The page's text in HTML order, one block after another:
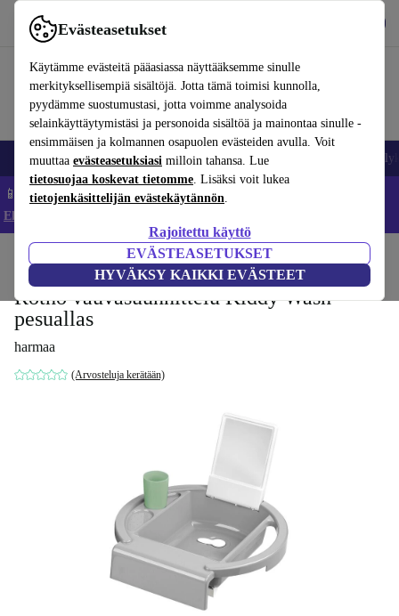
Evästeasetukset
Käytämme evästeitä pääasiassa näyttääksemme sinulle
merkityksellisempiä sisältöjä. Jotta tämä toimisi kunnolla,
pyydämme suostumustasi, jotta voimme analysoida
selainkäyttäytymistäsi ja personoida sisältöä ja mainontaa sinulle -
ensimmäisen ja kolmannen osapuolen evästeiden avulla. Voit
muuttaa evästeasetuksiasi milloin tahansa. Lue
tietosuojaa koskevat tietomme. Lisäksi voit lukea
tietojenkäsittelijän evästekäytännön.
Rajoitettu käyttö
EVÄSTEASETUKSET
HYVÄKSY KAIKKI EVÄSTEET
Käytä refurbed-palvelua nopeasti ja helposti
Matkapuhelimet ja älypuhelimet Kannettavat tietokoneet
📱 Säästä 5 % LISÄÄ iPhoneista – Koodi: IPHONEDEAL –
Ehdot ja säännöt
Potat ja pesut
Rotho vauvasuunnittelu Kiddy Wash
pesuallas
harmaa
(Arvosteluja kerätään)